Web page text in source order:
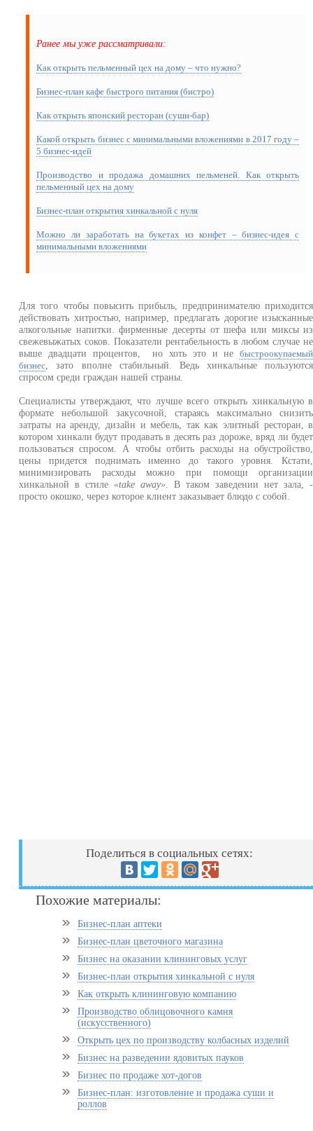
Ранее мы уже рассматривали:
Как открыть пельменный цех на дому – что нужно?
Бизнес-план кафе быстрого питания (бистро)
Как открыть японский ресторан (суши-бар)
Какой открыть бизнес с минимальными вложениями в 2017 году –
5 бизнес-идей
Производство и продажа домашних пельменей. Как открыть
пельменный цех на дому
Бизнес-план открытия хинкальной с нуля
Можно ли заработать на букетах из конфет – бизнес-идея с
минимальными вложениями
Для того чтобы повысить прибыль, предпринимателю приходится
действовать хитростью, например, предлагать дорогие изысканные
алкогольные напитки. фирменные десерты от шефа или миксы из
свежевыжатых соков. Показатели рентабельность в любом случае не
выше двадцати процентов, но хоть это и небыстроокупаемый
бизнес , зато вполне стабильный. Ведь хинкальные пользуются
спросом среди граждан нашей страны.
Специалисты утверждают, что лучше всего открыть хинкальную в
формате небольшой закусочной, стараясь максимально снизить
затраты на аренду, дизайн и мебель, так как элитный ресторан, в
котором хинкали будут продавать в десять раз дороже, вряд ли будет
пользоваться спросом. А чтобы отбить расходы на обустройство,
цены придется поднимать именно до такого уровня. Кстати,
минимизировать расходы можно при помощи организации
хинкальной в стиле «take away» . В таком заведении нет зала, -
просто окошко, через которое клиент заказывает блюдо с собой.
Поделиться в социальных сетях:
Похожие материалы:
Бизнес-план аптеки
Бизнес-план цветочного магазина
Бизнес на оказании клининговых услуг
Бизнес-план открытия хинкальной с нуля
Как открыть клининговую компанию
Производство облицовочного камня
(искусственного)
Открыть цех по производству колбасных изделий
Бизнес на разведении ядовитых пауков
Бизнес по продаже хот-догов
Бизнес-план: изготовление и продажа суши и
роллов